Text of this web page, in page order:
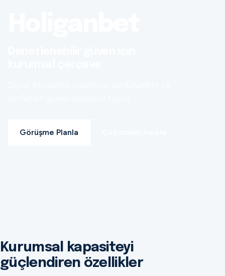
Görüşme Planla
Kurumsal kapasiteyi
güçlendiren özellikler